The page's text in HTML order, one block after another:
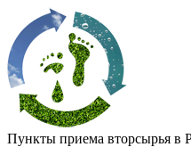
Пункты приема вторсырья в